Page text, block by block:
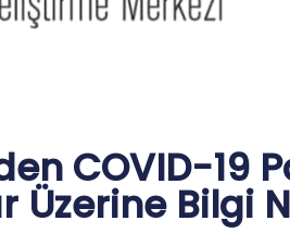
COVID-19
Üzerine Bilgi